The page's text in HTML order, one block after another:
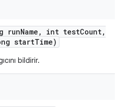
runName , int testCount,
startTime)
bildirir.